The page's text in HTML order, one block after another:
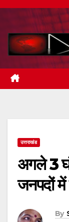
Skip
content
उत्तराखंड
अगले 3
जनपदों में
By